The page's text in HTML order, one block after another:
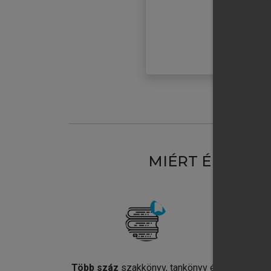
MIÉRT
Több száz szakkönyv, tankönyv és